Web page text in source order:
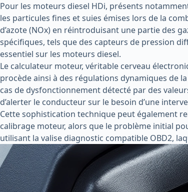
Pour les moteurs diesel HDi, présents
les particules fines et suies émises lors de la
d’azote (NOx) en réintroduisant une partie des
spécifiques, tels que des capteurs de pression
essentiel sur les moteurs diesel.
Le calculateur moteur, véritable cerveau
procède ainsi à des régulations dynamiques de
cas de dysfonctionnement détecté par des
d’alerter le conducteur sur le besoin d’une
Cette sophistication technique peut également
calibrage moteur, alors que le problème initial
utilisant la valise diagnostic compatible OBD2,